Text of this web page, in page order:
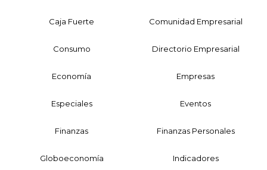
Caja Fuerte Comunidad Empresarial
Consumo Directorio Empresarial
Economía Empresas
Especiales Eventos
Finanzas Finanzas Personales
Globoeconomía Indicadores